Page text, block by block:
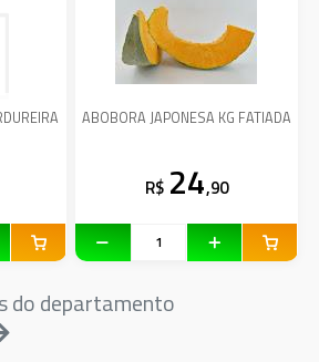
ABOBORA JAPONESA KG FATIADA
R$ 24,90
do departamento